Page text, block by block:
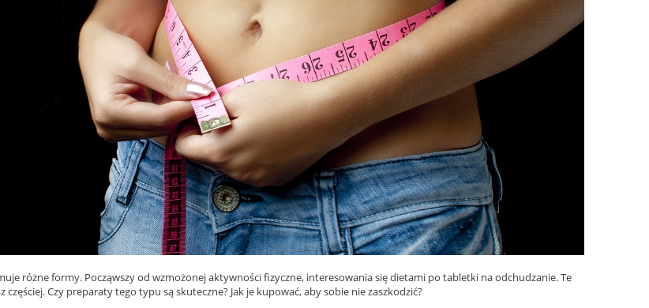
różne formy. Począwszy od wzmożonej aktywności fizyczne, interesowania się dietami po tabletki na odchudzanie. Te
Czy preparaty tego typu są skuteczne? Jak je kupować, aby sobie nie zaszkodzić?